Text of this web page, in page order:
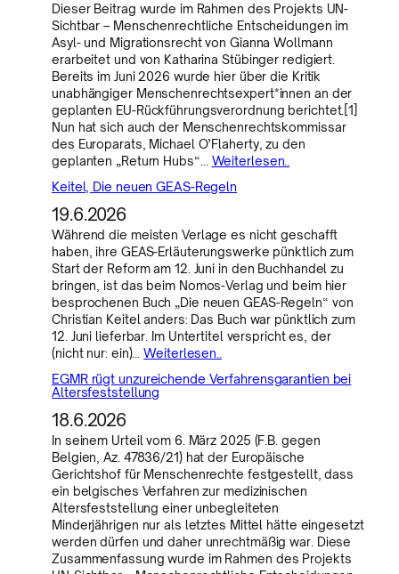
Dieser Beitrag wurde im Rahmen des Projekts UN-
Sichtbar – Menschenrechtliche Entscheidungen im
Asyl- und Migrationsrecht von Gianna Wollmann
erarbeitet und von Katharina Stübinger redigiert.
Bereits im Juni 2026 wurde hier über die Kritik
unabhängiger Menschenrechtsexpert*innen an der
geplanten EU-Rückführungsverordnung berichtet.[1]
Nun hat sich auch der Menschenrechtskommissar
des Europarats, Michael O’Flaherty, zu den
geplanten „Return Hubs“… Weiterlesen..
Keitel, Die neuen GEAS-Regeln
19.6.2026
Während die meisten Verlage es nicht geschafft
haben, ihre GEAS-Erläuterungswerke pünktlich zum
Start der Reform am 12. Juni in den Buchhandel zu
bringen, ist das beim Nomos-Verlag und beim hier
besprochenen Buch „Die neuen GEAS-Regeln“ von
Christian Keitel anders: Das Buch war pünktlich zum
12. Juni lieferbar. Im Untertitel verspricht es, der
(nicht nur: ein)…Weiterlesen..
EGMR rügt unzureichende Verfahrensgarantien bei
Altersfeststellung
18.6.2026
In seinem Urteil vom 6. März 2025 (F.B. gegen
Belgien, Az. 47836/21) hat der Europäische
Gerichtshof für Menschenrechte festgestellt, dass
ein belgisches Verfahren zur medizinischen
Altersfeststellung einer unbegleiteten
Minderjährigen nur als letztes Mittel hätte eingesetzt
werden dürfen und daher unrechtmäßig war. Diese
Zusammenfassung wurde im Rahmen des Projekts